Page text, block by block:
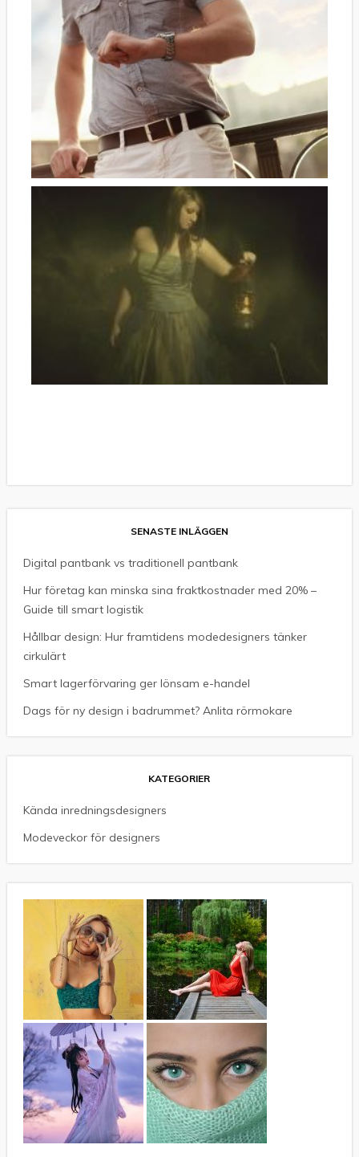
SENASTE INLÄGGEN
Digital pantbank vs traditionell pantbank
Hur företag kan minska sina fraktkostnader med 20% –
Guide till smart logistik
Hållbar design: Hur framtidens modedesigners tänker
cirkulärt
Smart lagerförvaring ger lönsam e-handel
Dags för ny design i badrummet? Anlita rörmokare
KATEGORIER
Kända inredningsdesigners
Modeveckor för designers